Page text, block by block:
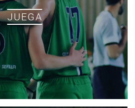
JUEGA